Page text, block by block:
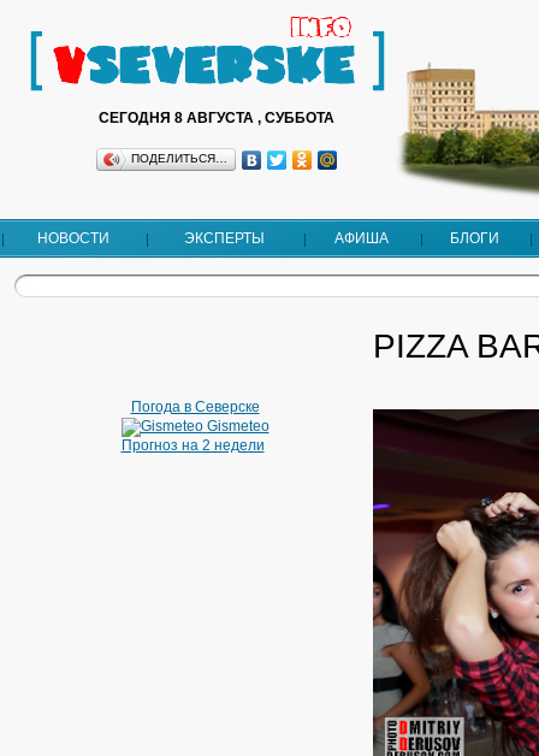
СЕГОДНЯ 8 АВГУСТА , СУББОТА
ПОДЕЛИТЬСЯ…
НОВОСТИ ЭКСПЕРТЫ АФИША БЛОГИ
Погода в Северске
Gismeteo
Прогноз на 2 недели
PIZZA